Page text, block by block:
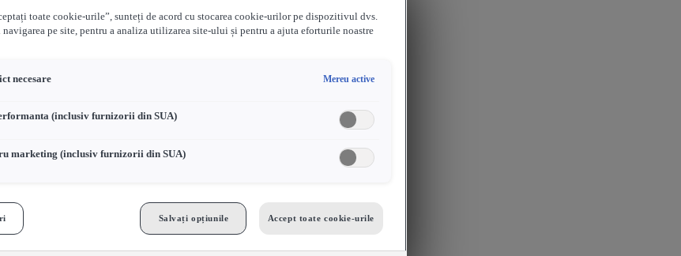
toate cookie-urile”, sunteți de acord cu stocarea cookie-urilor pe dispozitivul dvs.
pe site, pentru a analiza utilizarea site-ului și pentru a ajuta eforturile noastre
necesare Mereu active
(inclusiv furnizorii din SUA)
marketing (inclusiv furnizorii din SUA)
Salvați opțiunile Accept toate cookie-urile